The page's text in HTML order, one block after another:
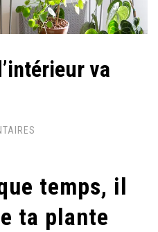
va
PLANTE
D’INTÉRIEUR
VA
temps, il
ta plante